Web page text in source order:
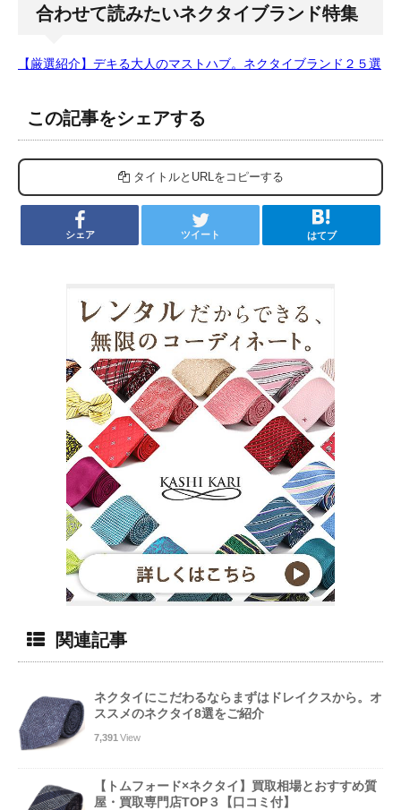
合わせて読みたいネクタイブランド特集
【厳選紹介】デキる大人のマストハブ。ネクタイブランド２５選
この記事をシェアする
タイトルとURLをコピーする
シェア ツイート はてブ
関連記事
ネクタイにこだわるならまずはドレイクスから。オ
ススメのネクタイ8選をご紹介
7,391 View
【トムフォード×ネクタイ】買取相場とおすすめ質
屋・買取専門店TOP３【口コミ付】